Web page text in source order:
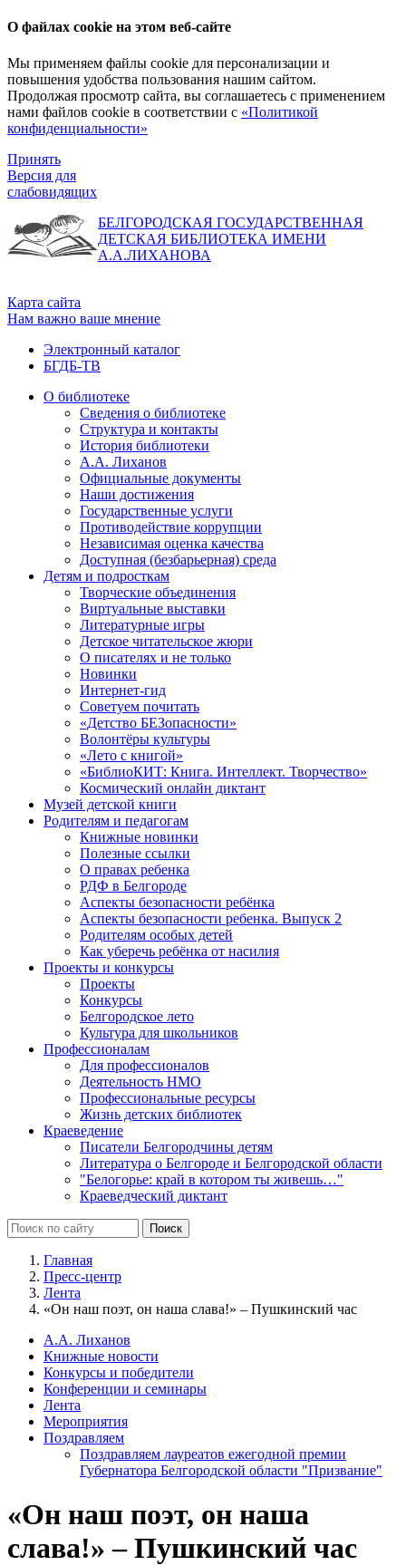
О файлах cookie на этом веб-сайте
Мы применяем файлы cookie для персонализации и
повышения удобства пользования нашим сайтом.
Продолжая просмотр сайта, вы соглашаетесь с применением
нами файлов cookie в соответствии с «Политикой
конфиденциальности»
Принять
Версия для
слабовидящих
БЕЛГОРОДСКАЯ ГОСУДАРСТВЕННАЯ
ДЕТСКАЯ БИБЛИОТЕКА ИМЕНИ
А.А.ЛИХАНОВА
Карта сайта
Нам важно ваше мнение
Электронный каталог
БГДБ-ТВ
О библиотеке
Сведения о библиотеке
Структура и контакты
История библиотеки
А.А. Лиханов
Официальные документы
Наши достижения
Государственные услуги
Противодействие коррупции
Независимая оценка качества
Доступная (безбарьерная) среда
Детям и подросткам
Творческие объединения
Виртуальные выставки
Литературные игры
Детское читательское жюри
О писателях и не только
Новинки
Интернет-гид
Советуем почитать
«Детство БЕЗопасности»
Волонтёры культуры
«Лето с книгой»
«БиблиоКИТ: Книга. Интеллект. Творчество»
Космический онлайн диктант
Музей детской книги
Родителям и педагогам
Книжные новинки
Полезные ссылки
О правах ребенка
РДФ в Белгороде
Аспекты безопасности ребёнка
Аспекты безопасности ребенка. Выпуск 2
Родителям особых детей
Как уберечь ребёнка от насилия
Проекты и конкурсы
Проекты
Конкурсы
Белгородское лето
Культура для школьников
Профессионалам
Для профессионалов
Деятельность НМО
Профессиональные ресурсы
Жизнь детских библиотек
Краеведение
Писатели Белгородчины детям
Литература о Белгороде и Белгородской области
"Белогорье: край в котором ты живешь…"
Краеведческий диктант
Главная
Пресс-центр
Лента
«Он наш поэт, он наша слава!» – Пушкинский час
А.А. Лиханов
Книжные новости
Конкурсы и победители
Конференции и семинары
Лента
Мероприятия
Поздравляем
Поздравляем лауреатов ежегодной премии
Губернатора Белгородской области "Призвание"
«Он наш поэт, он наша
слава!» – Пушкинский час